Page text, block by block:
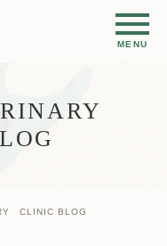
CLINIC BLOG